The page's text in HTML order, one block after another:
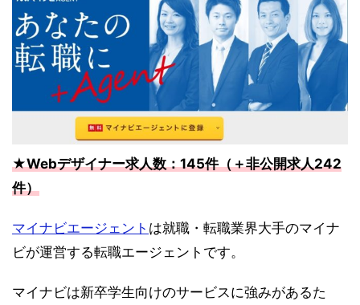
★Webデザイナー求人数：145件（＋非公開求人242
件）
マイナビエージェント は就職・転職業界大手のマイナ
ビが運営する転職エージェントです。
マイナビは新卒学生向けのサービスに強みがあるた